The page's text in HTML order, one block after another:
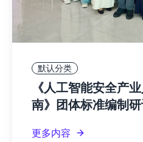
默认分类
《人工智能安全产
南》团体标准编制
更多内容